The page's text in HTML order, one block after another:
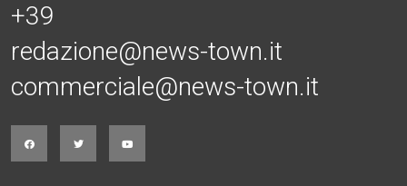
+39
redazione@news-town.it
commerciale@news-town.it